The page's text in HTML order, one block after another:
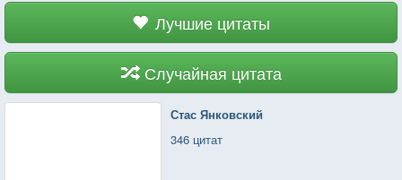
Лучшие цитаты
Случайная цитата
Стас Янковский
346 цитат